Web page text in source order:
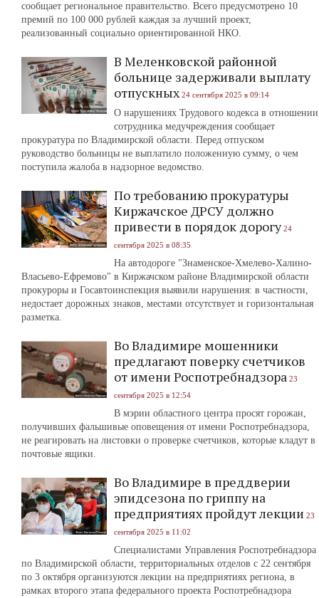
сообщает региональное правительство. Всего предусмотрено 10
премий по 100 000 рублей каждая за лучший проект,
реализованный социально ориентированной НКО.
В Меленковской районной
больнице задерживали выплату
отпускных 24 сентября 2025 в 09:14
О нарушениях Трудового кодекса в отношении
сотрудника медучреждения сообщает
прокуратура по Владимирской области. Перед отпуском
руководство больницы не выплатило положенную сумму, о чем
поступила жалоба в надзорное ведомство.
По требованию прокуратуры
Киржачское ДРСУ должно
привести в порядок дорогу 24
сентября 2025 в 08:35
На автодороге "Знаменское-Хмелево-Халино-
Власьево-Ефремово" в Киржачском районе Владимирской области
прокуроры и Госавтоинспекция выявили нарушения: в частности,
недостает дорожных знаков, местами отсутствует и горизонтальная
разметка.
Во Владимире мошенники
предлагают поверку счетчиков
от имени Роспотребнадзора 23
сентября 2025 в 12:54
В мэрии областного центра просят горожан,
получивших фальшивые оповещения от имени Роспотребнадзора,
не реагировать на листовки о проверке счетчиков, которые кладут в
почтовые ящики.
Во Владимире в преддверии
эпидсезона по гриппу на
предприятиях пройдут лекции 23
сентября 2025 в 11:02
Специалистами Управления Роспотребнадзора
по Владимирской области, территориальных отделов с 22 сентября
по 3 октября организуются лекции на предприятиях региона, в
рамках второго этапа федерального проекта Роспотребнадзора